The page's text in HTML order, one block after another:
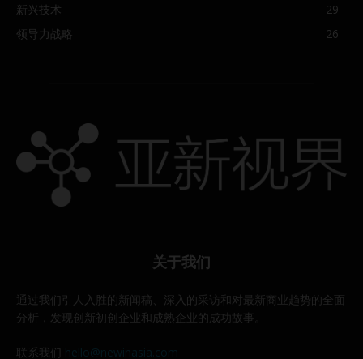
新兴技术
29
领导力战略
26
关于我们
通过我们引人入胜的新闻稿、深入的采访和对最新商业趋势的全面
分析，发现创新初创企业和成熟企业的成功故事。
联系我们 hello@newinasia.com